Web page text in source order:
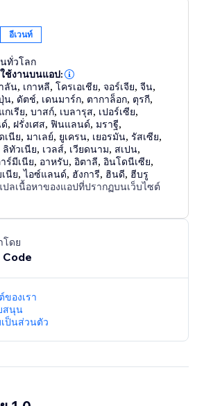
อีเวนท์
ทั่วโลก
ช้งานบนแอป:
ลัน, เกาหลี,โครเอเชีย,จอร์เจีย,จีน,
น, ดัตช์, เดนมาร์ก, ตากาล็อก, ตุรกี,
กเรีย,บาสก์, เบลารุส, เปอร์เซีย,
, ฝรั่งเศส,ฟินแลนด์,มราฐี,
เนีย,มาเลย์, ยูเครน, เยอรมัน,รัสเซีย,
ลิทัวเนีย, เวลส์, เวียดนาม, สเปน,
ร์มีเนีย, อาหรับ,อิตาลี,อินโดนีเซีย,
นีย,ไอซ์แลนด์, ฮังการี, ฮินดี, ฮีบรู
ลเนื้อหาของแอปที่ปรากฏบนเว็บไซต์
ดย
ของเรา
สนุน
ป็นส่วนตัว